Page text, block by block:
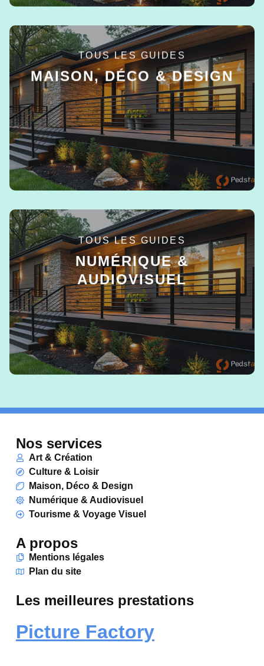
TOUS LES GUIDES
MAISON, DÉCO & DESIGN
EN SAVOIR +
TOUS LES GUIDES
NUMÉRIQUE &
AUDIOVISUEL
EN SAVOIR +
Picture Factory
Nos services
Art & Création
Culture & Loisir
Maison, Déco & Design
Numérique & Audiovisuel
Tourisme & Voyage Visuel
A propos
Mentions légales
Plan du site
Les meilleures prestations